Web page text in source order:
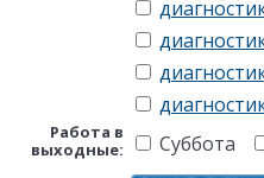
Работа в
выходные:
Суббота